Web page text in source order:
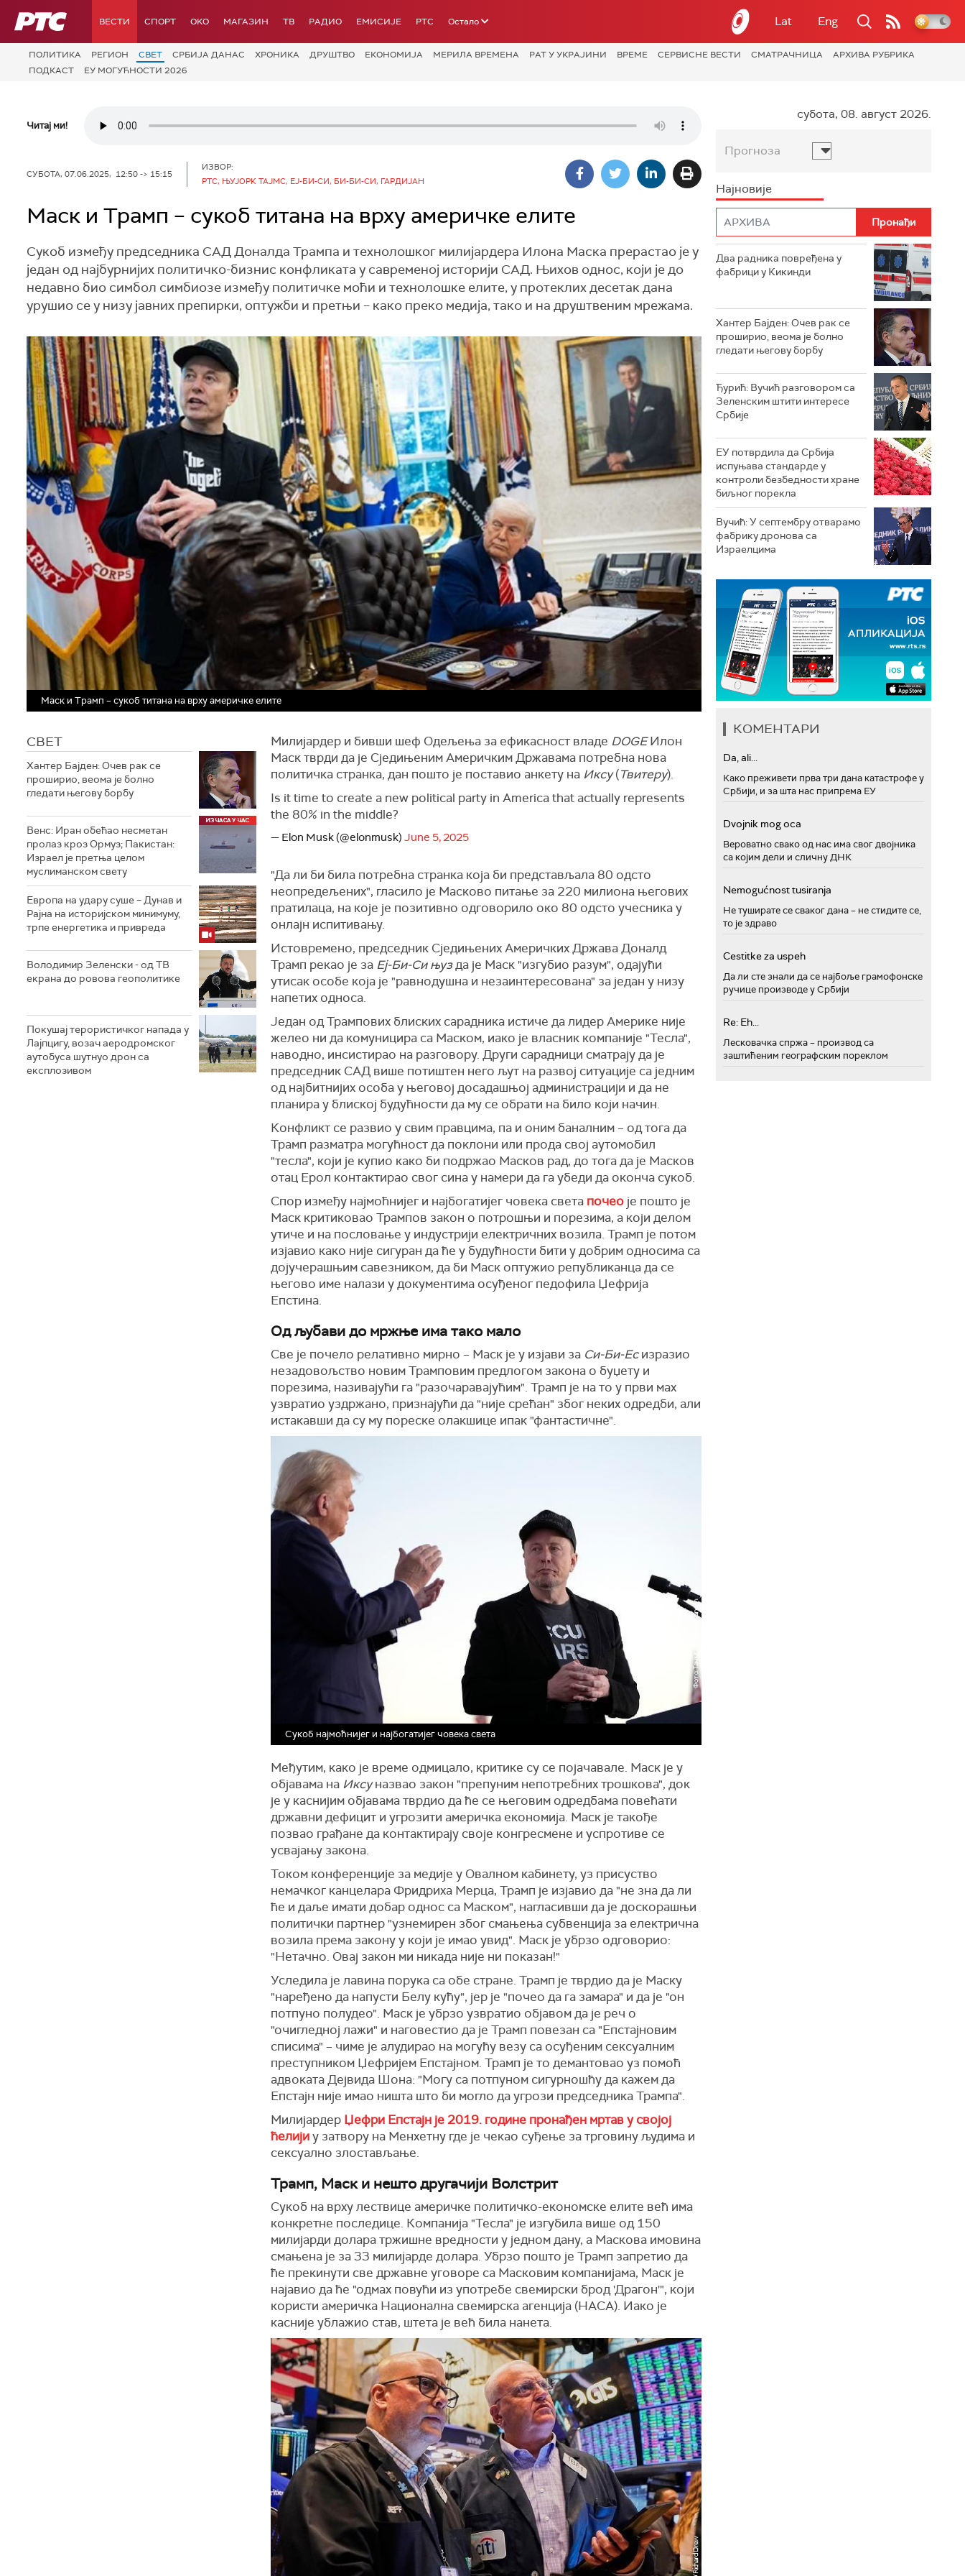
РТС ВЕСТИ СПОРТ OKO МАГАЗИН ТВ РАДИО ЕМИСИЈЕ РТС Остало Lat Eng
ПОЛИТИКА РЕГИОН СВЕТ СРБИЈА ДАНАС ХРОНИКА ДРУШТВО ЕКОНОМИЈА МЕРИЛА ВРЕМЕНА РАТ У УКРАЈИНИ ВРЕМЕ СЕРВИСНЕ ВЕСТИ СМАТРАЧНИЦА
АРХИВА РУБРИКА
ПОДКАСТ
ЕУ МОГУЋНОСТИ 2026
Читај ми!
СУБОТА, 07.06.2025, 12:50 -> 15:15
ИЗВОР:
РТС, ЊУЈОРК ТАЈМС, ЕЈ-БИ-СИ, БИ-БИ-СИ, ГАРДИЈАН
Маск и Трамп – сукоб титана на врху америчке елите
Сукоб између председника САД Доналда Трампа и технолошког милијардера Илона Маска прерастао је у
један од најбурнијих политичко-бизнис конфликата у савременој историји САД. Њихов однос, који је до
недавно био симбол симбиозе између политичке моћи и технолошке елите, у протеклих десетак дана
урушио се у низу јавних препирки, оптужби и претњи – како преко медија, тако и на друштвеним мрежама.
Маск и Трамп – сукоб титана на врху америчке елите
СВЕТ
Хантер Бајден: Очев рак се
проширио, веома је болно
гледати његову борбу
Венс: Иран обећао несметан
пролаз кроз Ормуз; Пакистан:
Израел је претња целом
муслиманском свету
Европа на удару суше – Дунав и
Рајна на историјском минимуму,
трпе енергетика и привреда
Володимир Зеленски - од ТВ
екрана до ровова геополитике
Покушај терористичког напада у
Лајпцигу, возач аеродромског
аутобуса шутнуо дрон са
експлозивом
Милијардер и бивши шеф Одељења за ефикасност владе DOGEИлон
Маск тврди да је Сједињеним Америчким Државама потребна нова
политичка странка, дан пошто је поставио анкету на Иксу(Твитеру).
Is it time to create a new political party in America that actually represents
the 80% in the middle?
— Elon Musk (@elonmusk) June 5, 2025
"Да ли би била потребна странка која би представљала 80 одсто
неопредељених", гласило је Масково питање за 220 милиона његових
пратилаца, на које је позитивно одговорило око 80 одсто учесника у
онлајн испитивању.
Истовремено, председник Сједињених Америчких Држава Доналд
Трамп рекао је за Еј-Би-Си њузда је Маск "изгубио разум", одајући
утисак особе која је "равнодушна и незаинтересована" за један у низу
напетих односа.
Један од Трампових блиских сарадника истиче да лидер Америке није
желео ни да комуницира са Маском, иако је власник компаније "Тесла",
наводно, инсистирао на разговору. Други сарадници сматрају да је
председник САД више потиштен него љут на развој ситуације са једним
од најбитнијих особа у његовој досадашњој администрацији и да не
планира у блиској будућности да му се обрати на било који начин.
Конфликт се развио у свим правцима, па и оним баналним – од тога да
Трамп разматра могућност да поклони или прода свој аутомобил
"тесла", који је купио како би подржао Масков рад, до тога да је Масков
отац Ерол контактирао свог сина у намери да га убеди да оконча сукоб.
Спор између најмоћнијег и најбогатијег човека света почео је пошто је
Маск критиковао Трампов закон о потрошњи и порезима, а који делом
утиче и на пословање у индустрији електричних возила. Трамп је потом
изјавио како није сигуран да ће у будућности бити у добрим односима са
дојучерашњим савезником, да би Маск оптужио републиканца да се
његово име налази у документима осуђеног педофила Џефрија
Епстина.
Од љубави до мржње има тако мало
Све је почело релативно мирно – Маск је у изјави за Си-Би-Есизразио
незадовољство новим Трамповим предлогом закона о буџету и
порезима, називајући га "разочаравајућим". Трамп је на то у први мах
узвратио уздржано, признајући да "није срећан" због неких одредби, али
истакавши да су му пореске олакшице ипак "фантастичне".
Сукоб најмоћнијег и најбогатијег човека света
Међутим, како је време одмицало, критике су се појачавале. Маск је у
објавама на Иксуназвао закон "препуним непотребних трошкова", док
је у каснијим објавама тврдио да ће се његовим одредбама повећати
државни дефицит и угрозити америчка економија. Маск је такође
позвао грађане да контактирају своје конгресмене и успротиве се
усвајању закона.
Током конференције за медије у Овалном кабинету, уз присуство
немачког канцелара Фридриха Мерца, Трамп је изјавио да "не зна да ли
ће и даље имати добар однос са Маском", нагласивши да је доскорашњи
политички партнер "узнемирен због смањења субвенција за електрична
возила према закону у који је имао увид". Маск је убрзо одговорио:
"Нетачно. Овај закон ми никада није ни показан!"
Уследила је лавина порука са обе стране. Трамп је тврдио да је Маску
"наређено да напусти Белу кућу", јер је "почео да га замара" и да је "он
потпуно полудео". Маск је убрзо узвратио објавом да је реч о
"очигледној лажи" и наговестио да је Трамп повезан са "Епстајновим
списима" – чиме је алудирао на могућу везу са осуђеним сексуалним
преступником Џефријем Епстајном. Трамп је то демантовао уз помоћ
адвоката Дејвида Шона: "Могу сa потпуном сигурношћу да кажем да
Епстајн није имао ништа што би могло да угрози председника Трампа".
Милијардер Џефри Епстајн је 2019. године пронађен мртав у својој
ћелијиу затвору на Менхетну где је чекао суђење за трговину људима и
сексуално злостављање.
Трамп, Маск и нешто другачији Волстрит
Сукоб на врху лествице америчке политичко-економске елите већ има
конкретне последице. Компанија "Тесла" је изгубила више од 150
милијарди долара тржишне вредности у једном дану, а Маскова имовина
смањена је за 33 милијарде долара. Убрзо пошто је Трамп запретио да
ће прекинути све државне уговоре са Масковим компанијама, Маск је
најавио да ће "одмах повући из употребе свемирски брод 'Драгон'", који
користи америчка Национална свемирска агенција (НАСА). Иако је
касније ублажио став, штета је већ била нанета.
субота, 08. август 2026.
Прогноза
Најновије
Два радника повређена у
фабрици у Кикинди
Хантер Бајден: Очев рак се
проширио, веома је болно
гледати његову борбу
Ђурић: Вучић разговором са
Зеленским штити интересе
Србије
ЕУ потврдила да Србија
испуњава стандарде у
контроли безбедности хране
биљног порекла
Вучић: У септембру отварамо
фабрику дронова са
Израелцима
КОМЕНТАРИ
Da, ali...
Како преживети прва три дана катастрофе у
Србији, и за шта нас припрема ЕУ
Dvojnik mog oca
Вероватно свако од нас има свог двојника
са којим дели и сличну ДНК
Nemogućnost tusiranja
Не туширате се сваког дана – не стидите се,
то је здраво
Cestitke za uspeh
Да ли сте знали да се најбоље грамофонске
ручице производе у Србији
Re: Eh...
Лесковачка спржа – производ са
заштићеним географским пореклом